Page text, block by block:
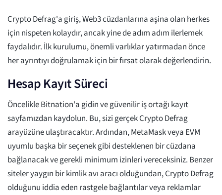
Crypto Defrag'a giriş, Web3 cüzdanlarına aşina olan herkes
için nispeten kolaydır, ancak yine de adım adım ilerlemek
faydalıdır. İlk kurulumu, önemli varlıklar yatırmadan önce
her ayrıntıyı doğrulamak için bir fırsat olarak değerlendirin.
Hesap Kayıt Süreci
Öncelikle Bitnation'a gidin ve güvenilir iş ortağı kayıt
sayfamızdan kaydolun. Bu, sizi gerçek Crypto Defrag
arayüzüne ulaştıracaktır. Ardından, MetaMask veya EVM
uyumlu başka bir seçenek gibi desteklenen bir cüzdana
bağlanacak ve gerekli minimum izinleri vereceksiniz. Benzer
siteler yaygın bir kimlik avı aracı olduğundan, Crypto Defrag
olduğunu iddia eden rastgele bağlantılar veya reklamlar